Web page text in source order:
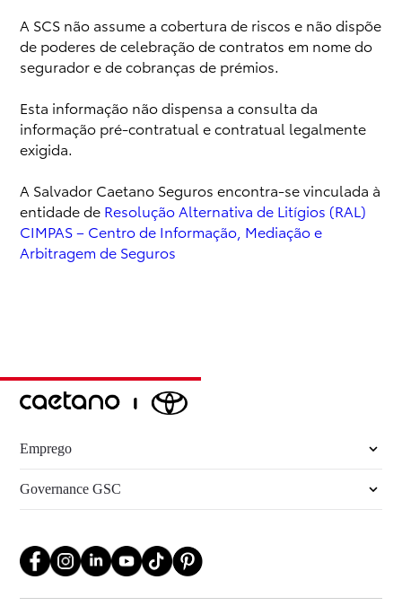
A SCS não assume a cobertura de riscos e não dispõe
de poderes de celebração de contratos em nome do
segurador e de cobranças de prémios.
Esta informação não dispensa a consulta da
informação pré-contratual e contratual legalmente
exigida.
A Salvador Caetano Seguros encontra-se vinculada à
entidade de Resolução Alternativa de Litígios (RAL)
CIMPAS – Centro de Informação, Mediação e
Arbitragem de Seguros
Emprego
Governance GSC